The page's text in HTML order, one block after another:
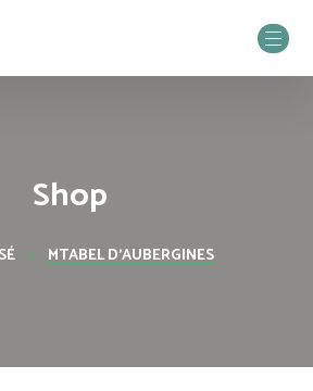
Shop
MTABEL D’AUBERGINES